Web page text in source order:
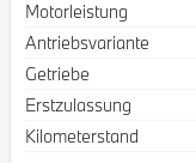
Spezifikation
Motorleistung
Antriebsvariante
Getriebe
Erstzulassung
Kilometerstand